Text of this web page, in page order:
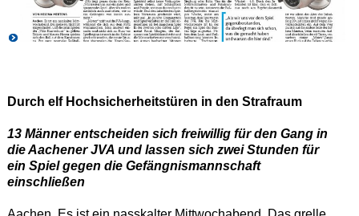
Durch elf Hochsicherheitstüren in den Strafraum
13 Männer entscheiden sich freiwillig für den Gang in
die Aachener JVA und lassen sich zwei Stunden für
ein Spiel gegen die Gefängnismannschaft
einschließen